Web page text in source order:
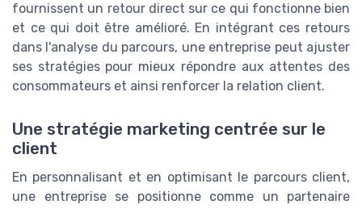
fournissent un retour direct sur ce qui fonctionne bien
et ce qui doit être amélioré. En intégrant ces retours
dans l'analyse du parcours, une entreprise peut ajuster
ses stratégies pour mieux répondre aux attentes des
consommateurs et ainsi renforcer la relation client.
Une stratégie marketing centrée sur le
client
En personnalisant et en optimisant le parcours client,
une entreprise se positionne comme un partenaire